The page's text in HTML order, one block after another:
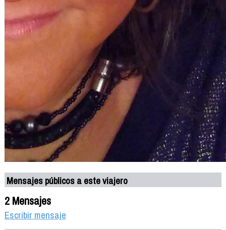
Mensajes públicos a este viajero
2 Mensajes
Escribir mensaje